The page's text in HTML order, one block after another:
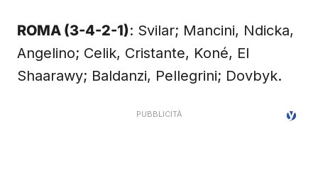
ROMA (3-4-2-1): Svilar; Mancini, Ndicka,
Angelino; Celik, Cristante, Koné, El
Shaarawy; Baldanzi, Pellegrini; Dovbyk.